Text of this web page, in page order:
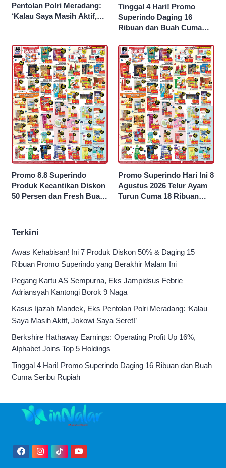
Pentolan Polri Meradang:
‘Kalau Saya Masih Aktif,
Tinggal 4 Hari! Promo
Superindo Daging 16
Ribuan dan Buah Cuma
Promo 8.8 Superindo
Produk Kecantikan Diskon
50 Persen dan Fresh Buah
Promo Superindo Hari Ini 8
Agustus 2026 Telur Ayam
Turun Cuma 18 Ribuan
Terkini
Awas Kehabisan! Ini 7 Produk Diskon 50% & Daging 15
Ribuan Promo Superindo yang Berakhir Malam Ini
Pegang Kartu AS Sempurna, Eks Jampidsus Febrie
Adriansyah Kantongi Borok 9 Naga
Kasus Ijazah Mandek, Eks Pentolan Polri Meradang: ‘Kalau
Saya Masih Aktif, Jokowi Saya Seret!’
Berkshire Hathaway Earnings: Operating Profit Up 16%,
Alphabet Joins Top 5 Holdings
Tinggal 4 Hari! Promo Superindo Daging 16 Ribuan dan Buah
Cuma Seribu Rupiah